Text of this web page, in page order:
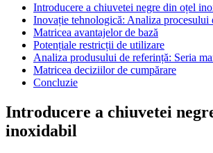
Introducere a chiuvetei negre din oțel
Inovație tehnologică: Analiza procesului
Matricea avantajelor de bază
Potențiale restricții de utilizare
Analiza produsului de referință: Seria
Matricea deciziilor de cumpărare
Concluzie
Introducere a chiuvetei
inoxidabil